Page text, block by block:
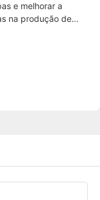
e melhorar a
na produção de